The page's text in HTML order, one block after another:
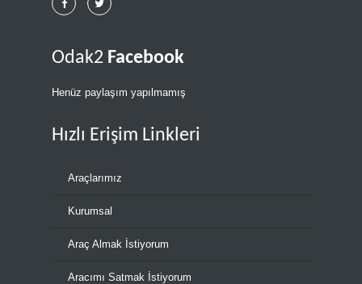
Odak2 Facebook
Henüz paylaşım yapılmamış
Hızlı Erişim Linkleri
Araçlarımız
Kurumsal
Araç Almak İstiyorum
Aracımı Satmak İstiyorum